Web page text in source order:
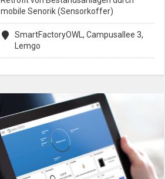
mobile Senorik (Sensorkoffer)
SmartFactoryOWL, Campusallee 3,
Lemgo